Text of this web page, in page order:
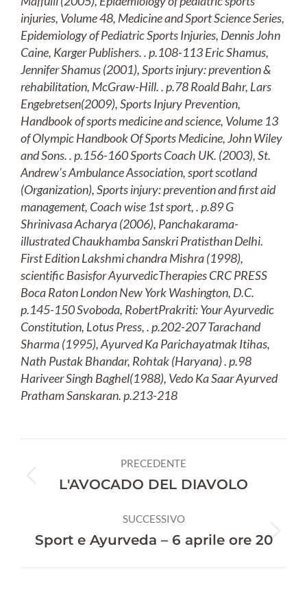
injuries, Volume 48, Medicine and Sport Science Series,
Epidemiology of Pediatric Sports Injuries, Dennis John
Caine, Karger Publishers. . p.108-113 Eric Shamus,
Jennifer Shamus (2001), Sports injury: prevention &
rehabilitation, McGraw-Hill. . p.78 Roald Bahr, Lars
Engebretsen(2009), Sports Injury Prevention,
Handbook of sports medicine and science, Volume 13
of Olympic Handbook Of Sports Medicine, John Wiley
and Sons. . p.156-160 Sports Coach UK. (2003), St.
Andrew’s Ambulance Association, sport scotland
(Organization), Sports injury: prevention and first aid
management, Coach wise 1st sport, . p.89 G
Shrinivasa Acharya (2006), Panchakarama-
illustrated Chaukhamba Sanskri Pratisthan Delhi.
First Edition Lakshmi chandra Mishra (1998),
scientific Basisfor AyurvedicTherapies CRC PRESS
Boca Raton London New York Washington, D.C.
p.145-150 Svoboda, RobertPrakriti: Your Ayurvedic
Constitution, Lotus Press, . p.202-207 Tarachand
Sharma (1995), Ayurved Ka Parichayatmak Itihas,
Nath Pustak Bhandar, Rohtak (Haryana) . p.98
Hariveer Singh Baghel(1988), Vedo Ka Saar Ayurved
Pratham Sanskaran. p.213-218
tra
post
PRECEDENTE
Post
L'AVOCADO DEL DIAVOLO
SUCCESSIVO
Prossimo
Sport e Ayurveda – 6 aprile ore 20